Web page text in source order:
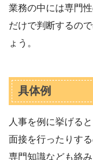
業務の中には専門
だけで判断するの
ょう。
具体例
人事を例に挙げる
面接を行ったりす
専門知識なども絡